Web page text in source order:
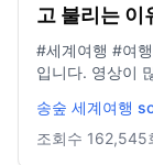
고 불리는
#세계여행 #여행유튜브 #유
입니다. 영상이 많이 늦었습니다. 현재 엄청 고생중인 여행을
셔서 감사드리고
늘도 사랑합니다. 비즈니스 이메일:
송숲 세계여행
조회수 162,545